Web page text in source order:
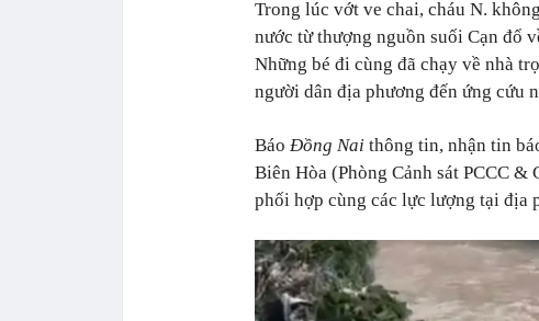
Trong lúc vớt ve chai, cháu N.
nước từ thượng nguồn suối Cạn đổ
Những bé đi cùng đã chạy về nhà
người dân địa phương đến ứng cứu
Báo Đồng Nai thông tin, nhận tin
Biên Hòa (Phòng Cảnh sát PCCC
phối hợp cùng các lực lượng tại địa